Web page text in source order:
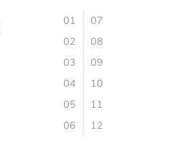
01
02
03
04
05
06
07
08
09
10
11
12